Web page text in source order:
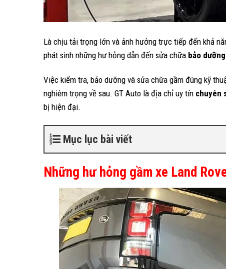
Là chịu tải trọng lớn và ảnh hưởng trực tiếp đến khả
phát sinh những hư hỏng dẫn đến sửa chữa bảo
Việc kiểm tra, bảo dưỡng và sửa chữa gầm đúng kỹ
nghiêm trọng về sau. GT Auto là địa chỉ uy tín chuyên
bị hiện đại.
Mục lục bài viết
Những hư hỏng gầm xe Land